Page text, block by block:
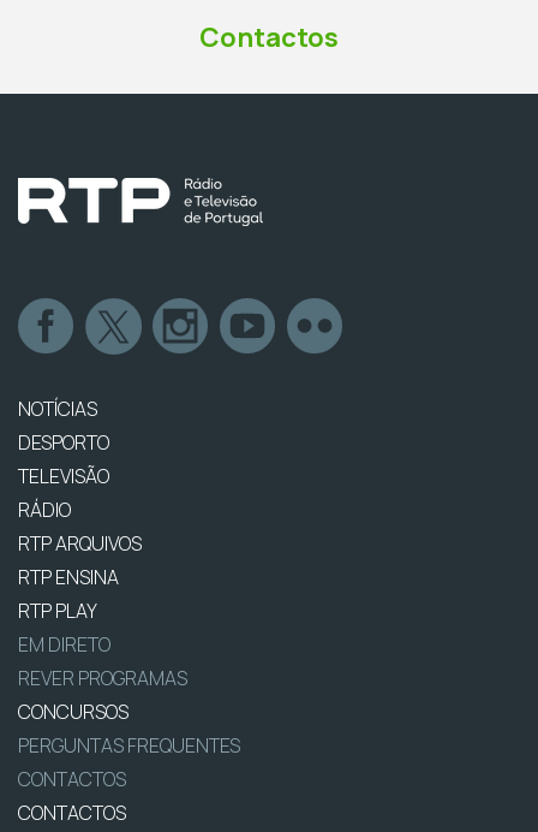
Contactos
NOTÍCIAS
DESPORTO
TELEVISÃO
RÁDIO
RTP ARQUIVOS
RTP ENSINA
RTP PLAY
EM DIRETO
REVER PROGRAMAS
CONCURSOS
PERGUNTAS FREQUENTES
CONTACTOS
CONTACTOS